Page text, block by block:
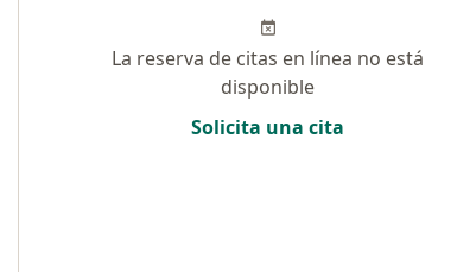
La reserva de citas en línea no está
disponible
Solicita una cita